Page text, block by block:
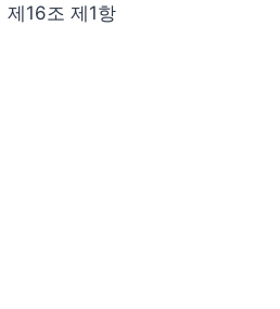
제16조 제1항